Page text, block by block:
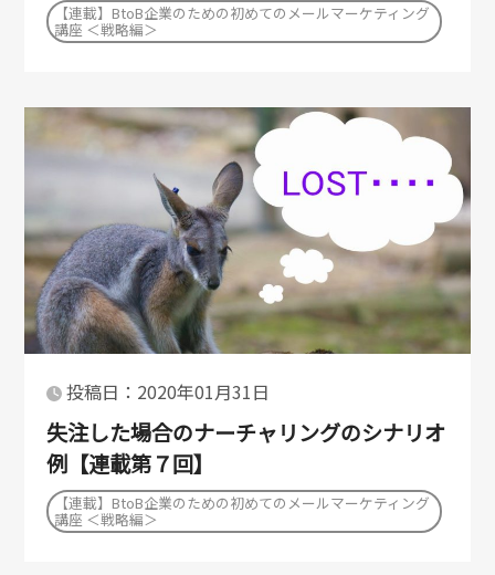
【連載】BtoB企業のための初めてのメールマーケティング
講座 ＜戦略編＞
投稿日：2020年01月31日
失注した場合のナーチャリングのシナリオ
例【連載第７回】
【連載】BtoB企業のための初めてのメールマーケティング
講座 ＜戦略編＞